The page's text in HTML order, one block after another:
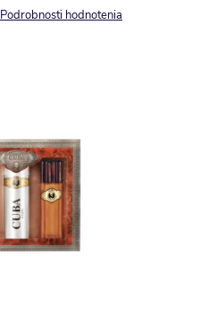
Podrobnosti hodnotenia